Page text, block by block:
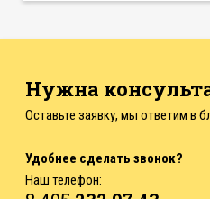
Нужна
Оставьте заявку, мы ответим в
Удобнее сделать звонок?
Наш телефон: